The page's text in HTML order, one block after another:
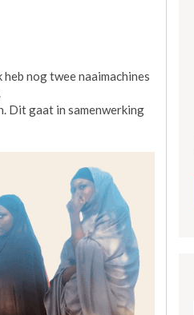
nog twee naaimachines
Dit gaat in samenwerking